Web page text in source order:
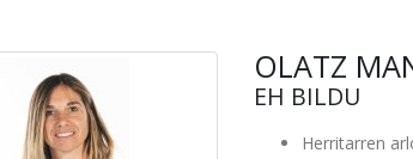
OLATZ
EH BILDU
Herritarren